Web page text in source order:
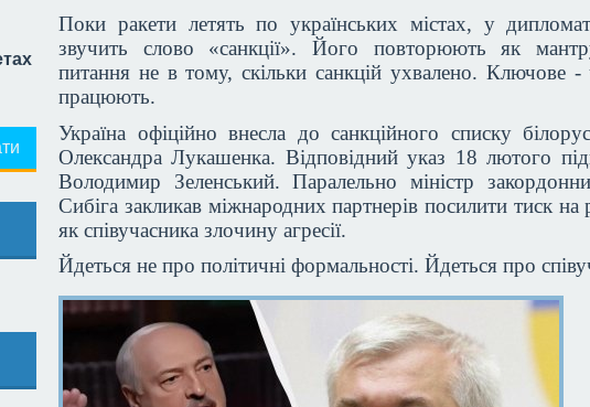
Поки ракети летять по українських містах, у
звучить слово «санкції». Його повторюють як
питання не в тому, скільки санкцій ухвалено. Ключове
працюють.
Україна офіційно внесла до санкційного списку
Олександра Лукашенка. Відповідний указ 18 лютого
Володимир Зеленський. Паралельно міністр
Сибіга закликав міжнародних партнерів посилити тиск
як співучасника злочину агресії.
Йдеться не про політичні формальності. Йдеться про